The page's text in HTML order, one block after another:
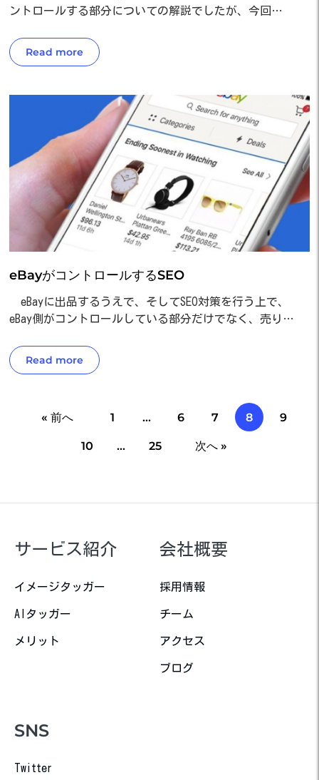
ントロールする部分についての解説でしたが、今回…
Read more
eBayがコントロールするSEO
eBayに出品するうえで、そしてSEO対策を行う上で、
eBay側がコントロールしている部分だけでなく、売り…
Read more
« 前へ 1 … 6 7 8 9
10 … 25 次へ »
サービス紹介
イメージタッガー
AIタッガー
メリット
会社概要
採用情報
チーム
アクセス
ブログ
SNS
Twitter